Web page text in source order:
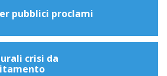
pubblici proclami
crisi da